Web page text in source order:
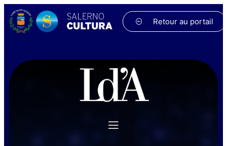
Retour au portail